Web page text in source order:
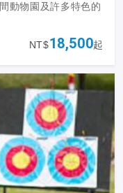
動物園及許多特色的
, 輕鬆度假
NT$18,500起